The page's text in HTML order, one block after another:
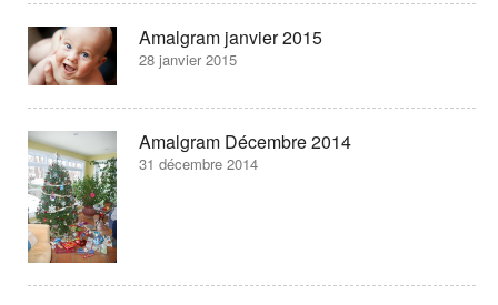
Amalgram janvier 2015
28 janvier 2015
Amalgram Décembre 2014
31 décembre 2014